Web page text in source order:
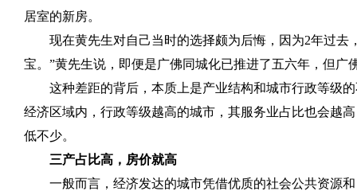
居室的新房。
现在黄先生对自己当时的选择颇为后悔，因为2年过去
宝。”黄先生说，即便是广佛同城化已推进了五六年，但
这种差距的背后，本质上是产业结构和城市行政等级
经济区域内，行政等级越高的城市，其服务业占比也会越
低不少。
三产占比高，房价就高
一般而言，经济发达的城市凭借优质的社会公共资源